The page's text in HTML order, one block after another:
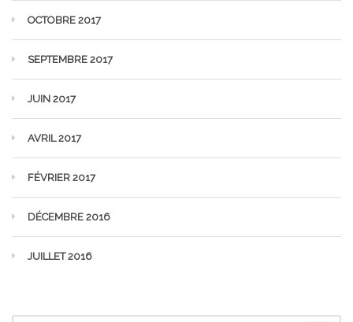
OCTOBRE 2017
SEPTEMBRE 2017
JUIN 2017
AVRIL 2017
FÉVRIER 2017
DÉCEMBRE 2016
JUILLET 2016